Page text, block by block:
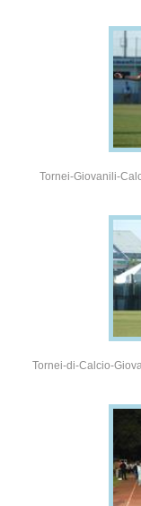
Tornei-Giovanili-
Tornei-di-Calcio-